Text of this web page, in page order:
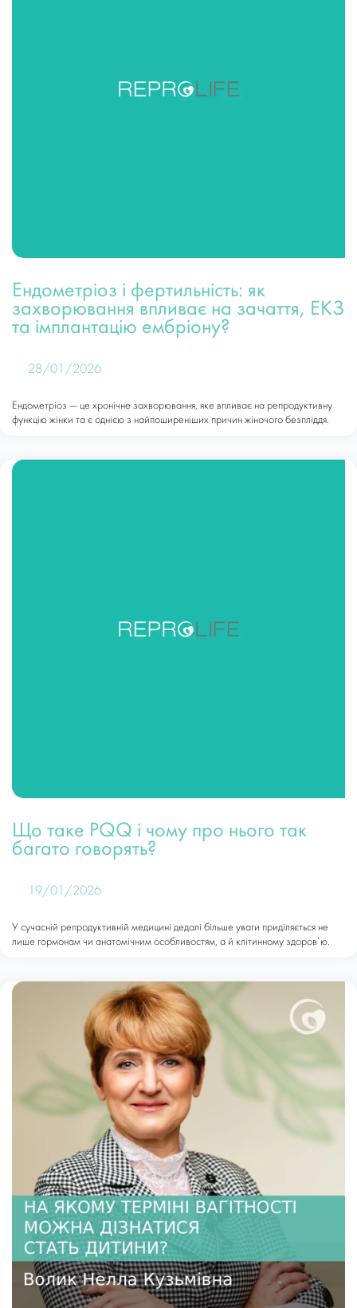
Ендометріоз і фертильність: як
захворювання впливає на зачаття, ЕКЗ
та імплантацію ембріону?
28/01/2026
Ендометріоз — це хронічне захворювання, яке впливає на репродуктивну
функцію жінки та є однією з найпоширеніших причин жіночого безпліддя.
Що таке PQQ і чому про нього так
багато говорять?
19/01/2026
У сучасній репродуктивній медицині дедалі більше уваги приділяється не
лише гормонам чи анатомічним особливостям, а й клітинному здоров’ю.